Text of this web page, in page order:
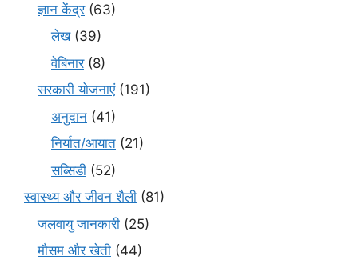
ज्ञान केंद्र(63)
लेख(39)
वेबिनार(8)
सरकारी योजनाएं(191)
अनुदान (41)
निर्यात/आयात (21)
सब्सिडी (52)
स्वास्थ्य और जीवन शैली (81)
जलवायु जानकारी (25)
मौसम और खेती (44)